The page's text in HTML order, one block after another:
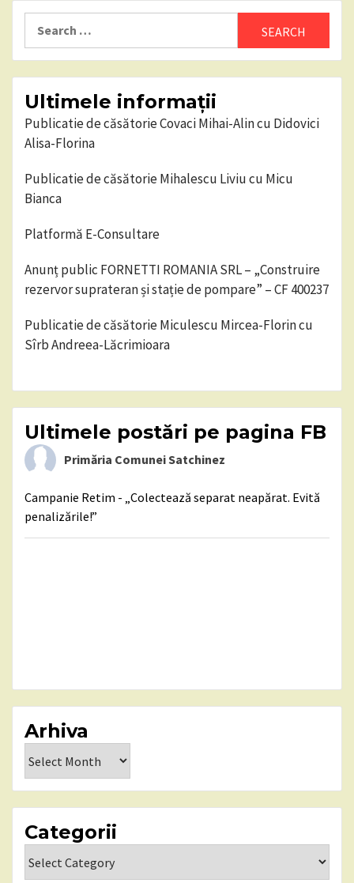
Ultimele informații
Publicatie de căsătorie Covaci Mihai-Alin cu Didovici
Alisa-Florina
Publicatie de căsătorie Mihalescu Liviu cu Micu
Bianca
Platformă E-Consultare
Anunț public FORNETTI ROMANIA SRL – „Construire
rezervor suprateran și stație de pompare” – CF 400237
Publicatie de căsătorie Miculescu Mircea-Florin cu
Sîrb Andreea-Lăcrimioara
Ultimele postări pe pagina FB
Primăria Comunei Satchinez
Campanie Retim - „Colectează separat neapărat. Evită
penalizările!”
Arhiva
Categorii